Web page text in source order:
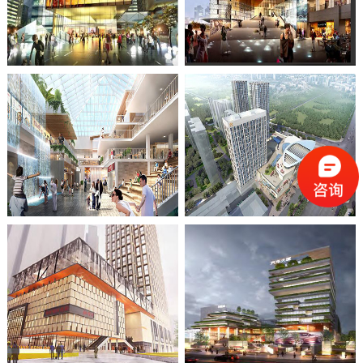
宝岛又一村
商业改造
慧聚广场
商业改造
武汉华润长丰乡项目
商业改造
海尔智慧广场
商业改造
石家庄万象城改造
商业改造
日照万象汇
商业改造